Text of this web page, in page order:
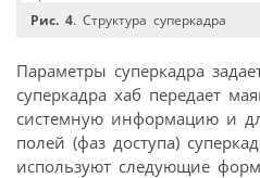
Рис. 4. Структура суперкадра
Параметры суперкадра
суперкадра хаб передает
системную информацию и
полей (фаз доступа)
используют следующие